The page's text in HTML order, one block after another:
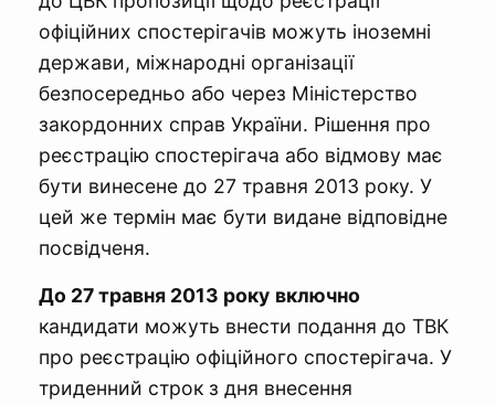
офіційних спостерігачів можуть іноземні
держави, міжнародні організації
безпосередньо або через Міністерство
закордонних справ України. Рішення про
реєстрацію спостерігача або відмову має
бути винесене до 27 травня 2013 року. У
цей же термін має бути видане відповідне
посвідченя.
До 27 травня 2013 року включно
кандидати можуть внести подання до ТВК
про реєстрацію офіційного спостерігача. У
триденний строк з дня внесення